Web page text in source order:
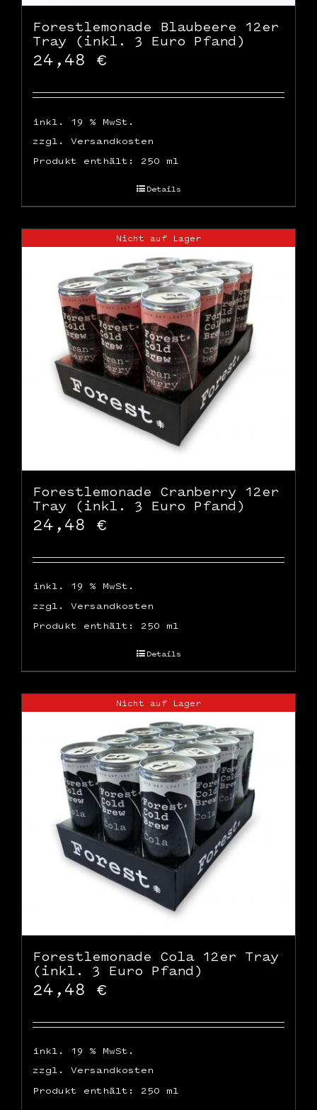
Forestlemonade Blaubeere 12er
Tray (inkl. 3 Euro Pfand)
24,48 €
inkl. 19 % MwSt.
zzgl. Versandkosten
Produkt enthält: 250 ml
Details
Nicht auf Lager
Forestlemonade Cranberry 12er
Tray (inkl. 3 Euro Pfand)
24,48 €
inkl. 19 % MwSt.
zzgl. Versandkosten
Produkt enthält: 250 ml
Details
Nicht auf Lager
Forestlemonade Cola 12er Tray
(inkl. 3 Euro Pfand)
24,48 €
inkl. 19 % MwSt.
zzgl. Versandkosten
Produkt enthält: 250 ml